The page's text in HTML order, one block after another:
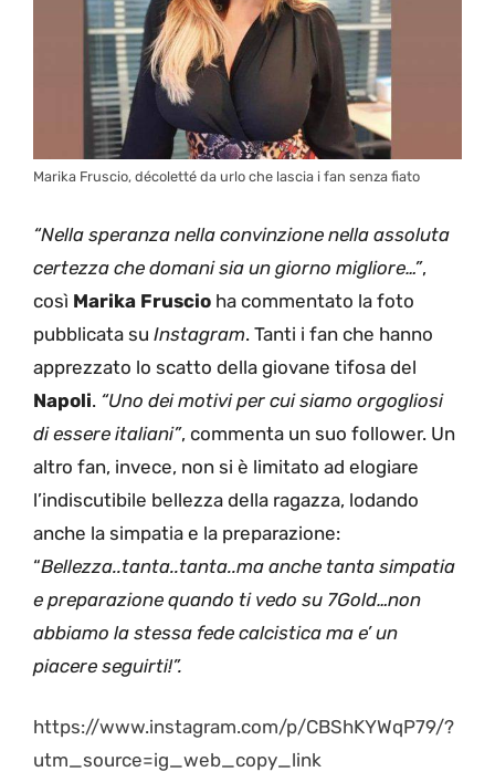
Marika Fruscio, décoletté da urlo che lascia i fan senza fiato
“Nella speranza nella convinzione nella assoluta
certezza che domani sia un giorno migliore…”,
così Marika Fruscio ha commentato la foto
pubblicata su Instagram. Tanti i fan che hanno
apprezzato lo scatto della giovane tifosa del
Napoli. “Uno dei motivi per cui siamo orgogliosi
di essere italiani”, commenta un suo follower. Un
altro fan, invece, non si è limitato ad elogiare
l’indiscutibile bellezza della ragazza, lodando
anche la simpatia e la preparazione:
“Bellezza..tanta..tanta..ma anche tanta simpatia
e preparazione quando ti vedo su 7Gold…non
abbiamo la stessa fede calcistica ma e’ un
piacere seguirti!”.
https://www.instagram.com/p/CBShKYWqP79/?
utm_source=ig_web_copy_link